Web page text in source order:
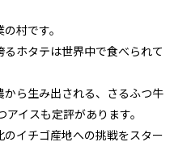
村です。
ホタテは世界中で食べられて
ら生み出される、さるふつ牛
イスも定評があります。
イチゴ産地への挑戦をスター